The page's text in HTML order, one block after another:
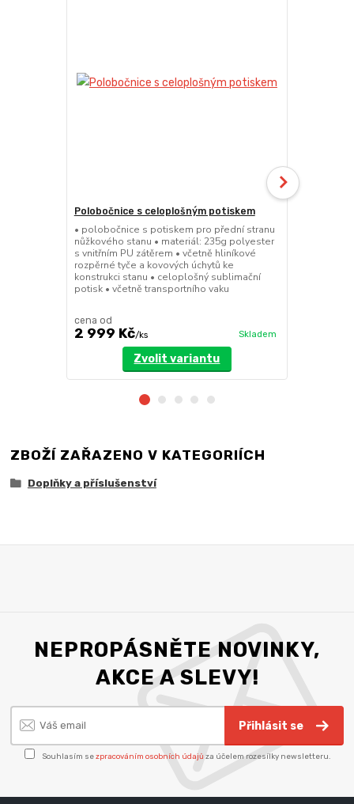
Polobočnice s celoplošným potiskem
• polobočnice s potiskem pro přední stranu
nůžkového stanu • materiál: 235g polyester
s vnitřním PU zátěrem • včetně hliníkové
rozpěrné tyče a kovových úchytů ke
konstrukci stanu • celoplošný sublimační
potisk • včetně transportního vaku
cena od
2 999 Kč/ks Skladem
Zvolit variantu
ZBOŽÍ ZAŘAZENO V KATEGORIÍCH
Doplňky a příslušenství
NEPROPÁSNĚTE NOVINKY,
AKCE A SLEVY!
Přihlásit se
Souhlasím sezpracováním osobních údajů za účelem rozesílky newsletteru.